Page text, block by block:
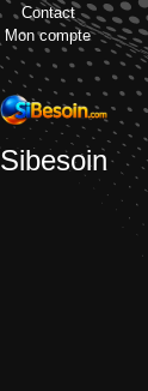
Contact
Mon compte
Sibesoin